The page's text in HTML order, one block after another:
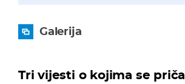
Galerija
Tri vijesti o kojima se priča